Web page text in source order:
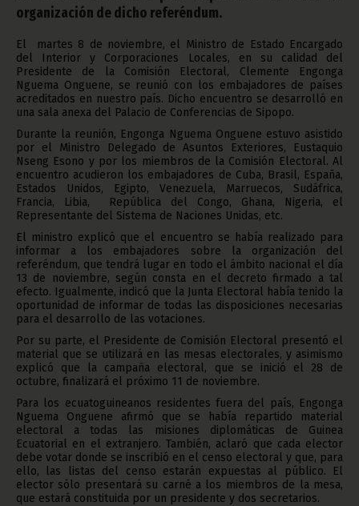
organización de dicho referéndum.
El martes 8 de noviembre, el Ministro de Estado Encargado
del Interior y Corporaciones Locales, en su calidad del
Presidente de la Comisión Electoral, Clemente Engonga
Nguema Onguene, se reunió con los embajadores de países
acreditados en nuestro país. Dicho encuentro se desarrolló en
una sala anexa del Palacio de Conferencias de Sipopo.
Durante la reunión, Engonga Nguema Onguene estuvo asistido
por el Ministro Delegado de Asuntos Exteriores, Eustaquio
Nseng Esono y por los miembros de la Comisión Electoral. Al
encuentro acudieron los embajadores de Cuba, Brasil, España,
Estados Unidos, Egipto, Venezuela, Marruecos, Sudáfrica,
Francia, Libia, República del Congo, Ghana, Nigeria, el
Representante del Sistema de Naciones Unidas, etc.
El ministro explicó que el encuentro se había realizado para
informar a los embajadores sobre la organización del
referéndum, que tendrá lugar en todo el ámbito nacional el día
13 de noviembre, según consta en el decreto firmado a tal
efecto. Igualmente, indicó que la Junta Electoral había tenido la
oportunidad de informar de todas las disposiciones necesarias
para el desarrollo de las votaciones.
Por su parte, el Presidente de Comisión Electoral presentó el
material que se utilizará en las mesas electorales, y asimismo
explicó que la campaña electoral, que se inició el 28 de
octubre, finalizará el próximo 11 de noviembre.
Para los ecuatoguineanos residentes fuera del país, Engonga
Nguema Onguene afirmó que se había repartido material
electoral a todas las misiones diplomáticas de Guinea
Ecuatorial en el extranjero. También, aclaró que cada elector
debe votar donde se inscribió en el censo electoral y que, para
ello, las listas del censo estarán expuestas al público. El
elector sólo presentará su carné a los miembros de la mesa,
que estará constituida por un presidente y dos secretarios.